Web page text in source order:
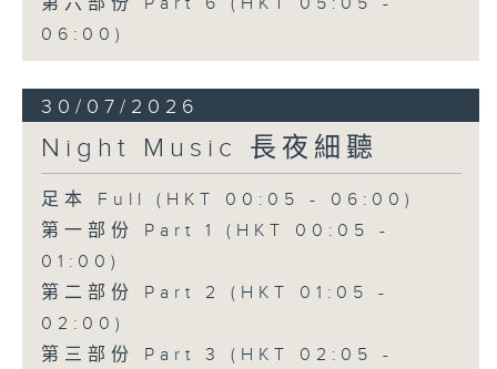
第六部份 Part 6 (HKT 05:05 -
06:00)
30/07/2026
Night Music 長夜細聽
足本 Full (HKT 00:05 - 06:00)
第一部份 Part 1 (HKT 00:05 -
01:00)
第二部份 Part 2 (HKT 01:05 -
02:00)
第三部份 Part 3 (HKT 02:05 -